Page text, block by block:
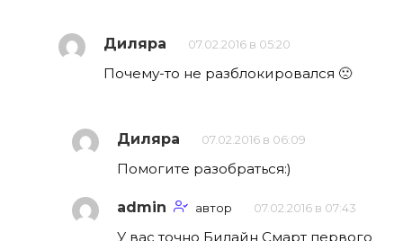
Диляра 07.02.2016 в 05:20
Почему-то не разблокировался 🙁
Диляра 07.02.2016 в 06:09
Помогите разобраться:)
admin автор 07.02.2016 в 07:43
У вас точно Билайн Смарт первого